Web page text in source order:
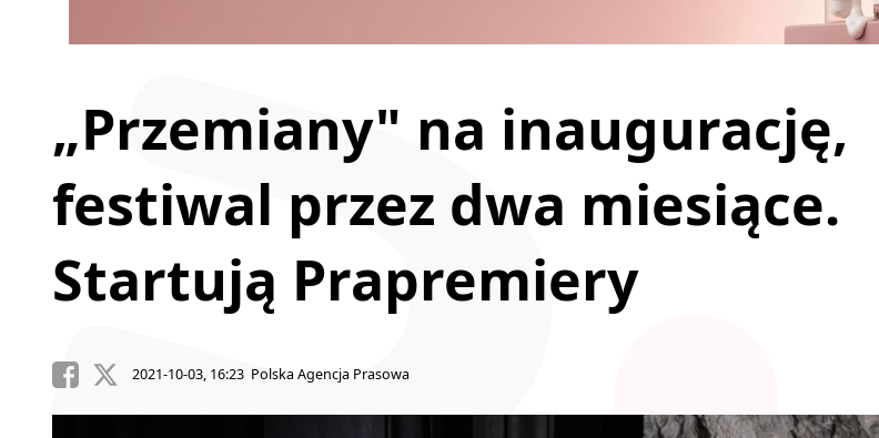
„Przemiany" na inaugurację,
festiwal przez dwa miesiące.
Startują Prapremiery
2021-10-03, 16:23 Polska Agencja Prasowa